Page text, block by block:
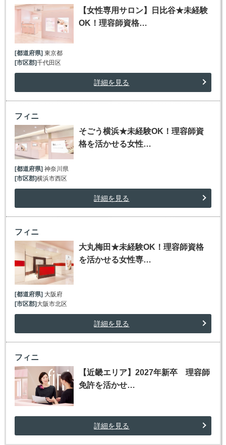
【女性専用サロン】日比谷★未経験
OK！理容師資格…
[都道府県]東京都
[市区郡]千代田区
詳細を見る
フィニ
そごう横浜★未経験OK！理容師資
格を活かせる女性…
[都道府県]神奈川県
[市区郡]横浜市西区
詳細を見る
フィニ
大丸梅田★未経験OK！理容師資格
を活かせる女性専…
[都道府県] 大阪府
[市区郡] 大阪市北区
詳細を見る
フィニ
【近畿エリア】2027年新卒 理容師
免許を活かせ…
詳細を見る